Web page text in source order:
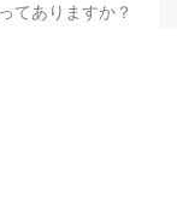
てありますか？